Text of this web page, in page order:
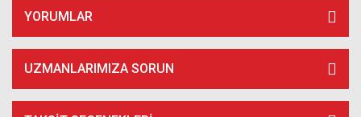
YORUMLAR
UZMANLARIMIZA SORUN